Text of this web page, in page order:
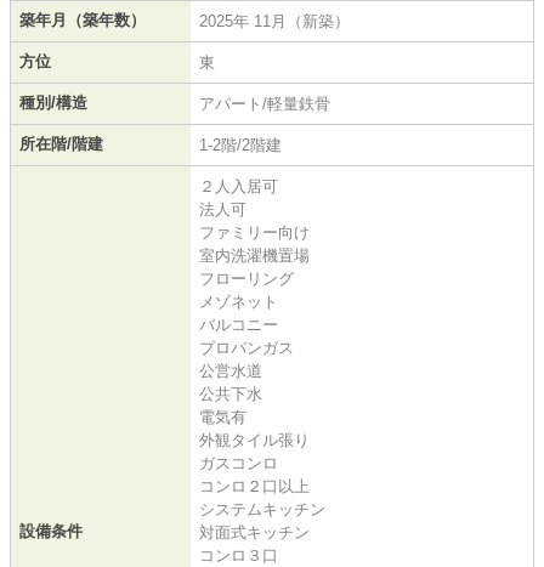
築年月（築年数） 2025年 11月（新築）
方位 東
種別/構造 アパート/軽量鉄骨
所在階/階建 1-2階/2階建
設備条件
２人入居可
法人可
ファミリー向け
室内洗濯機置場
フローリング
メゾネット
バルコニー
プロパンガス
公営水道
公共下水
電気有
外観タイル張り
ガスコンロ
コンロ２口以上
システムキッチン
対面式キッチン
コンロ３口